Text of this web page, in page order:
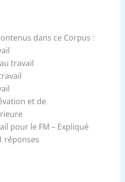
dans ce Corpus :
travail
et de
pour le FM – Expliqué
réponses